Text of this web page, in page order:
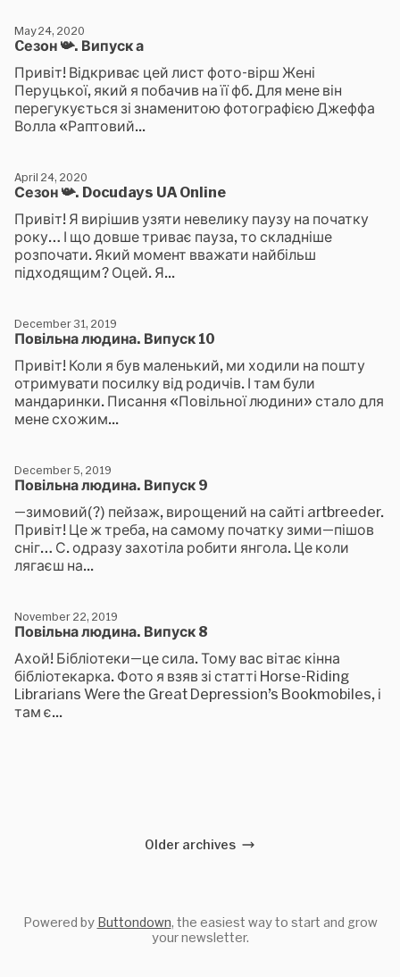
Cезон 📯. Випуск а
May 24, 2020
Привіт! Відкриває цей лист фото-вірш Жені
Перуцької, який я побачив на її фб. Для мене він
перегукується зі знаменитою фотографією Джеффа
Волла «Раптовий...
Сезон 📯. Docudays UA Online
April 24, 2020
Привіт! Я вирішив узяти невелику паузу на початку
року… І що довше триває пауза, то складніше
розпочати. Який момент вважати найбільш
підходящим? Оцей. Я...
Повільна людина. Випуск 10
December 31, 2019
Привіт! Коли я був маленький, ми ходили на пошту
отримувати посилку від родичів. І там були
мандаринки. Писання «Повільної людини» стало для
мене схожим...
Повільна людина. Випуск 9
December 5, 2019
—зимовий(?) пейзаж, вирощений на сайті artbreeder.
Привіт! Це ж треба, на самому початку зими—пішов
сніг… С. одразу захотіла робити янгола. Це коли
лягаєш на...
Повільна людина. Випуск 8
November 22, 2019
Ахой! Бібліотеки—це сила. Тому вас вітає кінна
бібліотекарка. Фото я взяв зі статті Horse-Riding
Librarians Were the Great Depression’s Bookmobiles, і
там є...
Older archives
Powered by Buttondown, the easiest way to start and grow
your newsletter.